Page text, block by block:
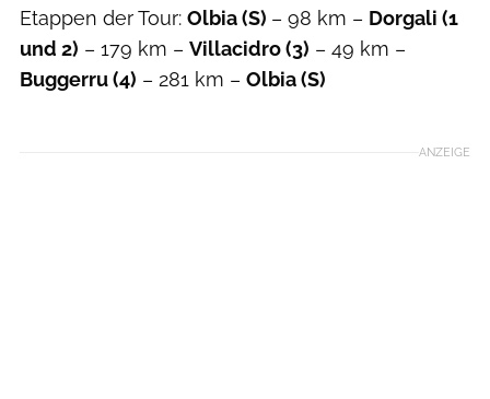
Etappen der Tour: Olbia (S) – 98 km – Dorgali (1
und 2) – 179 km – Villacidro (3) – 49 km –
Buggerru (4) – 281 km – Olbia (S)
ANZEIGE